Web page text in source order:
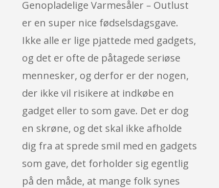
Genopladelige Varmesåler – Outlust
er en super nice fødselsdagsgave.
Ikke alle er lige pjattede med gadgets,
og det er ofte de påtagede seriøse
mennesker, og derfor er der nogen,
der ikke vil risikere at indkøbe en
gadget eller to som gave. Det er dog
en skrøne, og det skal ikke afholde
dig fra at sprede smil med en gadgets
som gave, det forholder sig egentlig
på den måde, at mange folk synes